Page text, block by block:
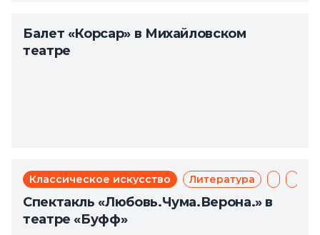
Балет «Корсар» в Михайловском
театре
Классическое искусство Литература Мюзикл
Спектакль «Любовь.Чума.Верона.» в
театре «Буфф»